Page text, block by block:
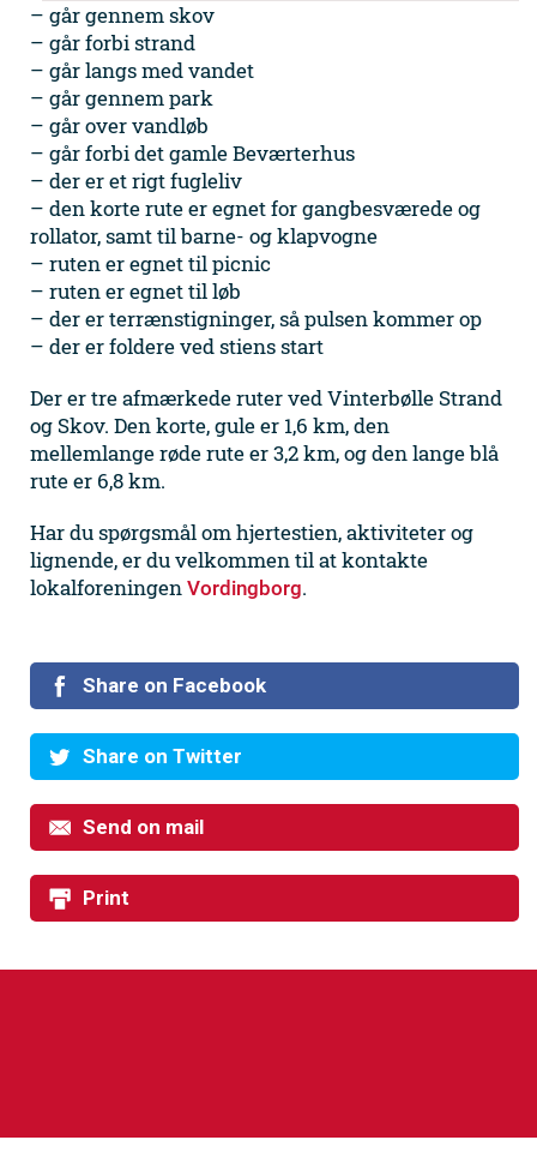
– går gennem skov
– går forbi strand
– går langs med vandet
– går gennem park
– går over vandløb
– går forbi det gamle Beværterhus
– der er et rigt fugleliv
– den korte rute er egnet for gangbesværede og
rollator, samt til barne- og klapvogne
– ruten er egnet til picnic
– ruten er egnet til løb
– der er terrænstigninger, så pulsen kommer op
– der er foldere ved stiens start
Der er tre afmærkede ruter ved Vinterbølle Strand
og Skov. Den korte, gule er 1,6 km, den
mellemlange røde rute er 3,2 km, og den lange blå
rute er 6,8 km.
Har du spørgsmål om hjertestien, aktiviteter og
lignende, er du velkommen til at kontakte
lokalforeningen Vordingborg.
Share on Facebook
Share on Twitter
Send on mail
Print